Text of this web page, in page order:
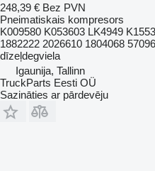
248,39 € Bez PVN
Pneimatiskais kompresors
K009580 K053603 LK4949
1882222 2026610 1804068
dīzeļdegviela
Igaunija, Tallinn
TruckParts Eesti OÜ
Sazināties ar pārdevēju